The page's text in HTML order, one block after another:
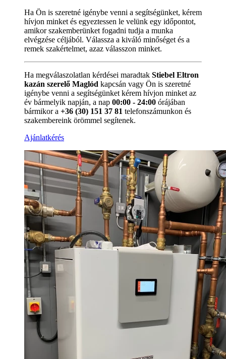
Ha Ön is szeretné igénybe venni a segítségünket, kérem
hívjon minket és egyeztessen le velünk egy időpontot,
amikor szakemberünket fogadni tudja a munka
elvégzése céljából. Válassza a kiváló minőséget és a
remek szakértelmet, azaz válasszon minket.
Ha megválaszolatlan kérdései maradtak Stiebel Eltron
kazán szerelő Maglód kapcsán vagy Ön is szeretné
igénybe venni a segítségünket kérem hívjon minket az
év bármelyik napján, a nap 00:00 - 24:00 órájában
bármikor a +36 (30) 151 37 81 telefonszámunkon és
szakembereink örömmel segítenek.
Ajánlatkérés